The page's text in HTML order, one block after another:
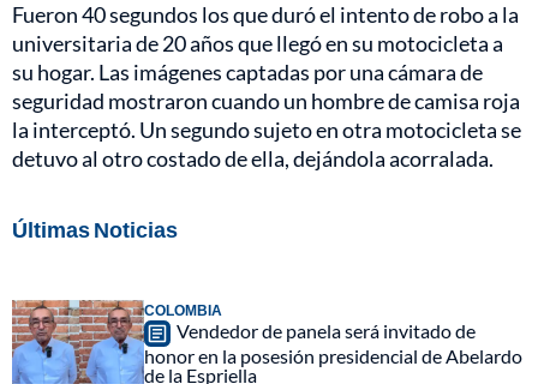
Fueron 40 segundos los que duró el intento de robo a la
universitaria de 20 años que llegó en su motocicleta a
su hogar. Las imágenes captadas por una cámara de
seguridad mostraron cuando un hombre de camisa roja
la interceptó. Un segundo sujeto en otra motocicleta se
detuvo al otro costado de ella, dejándola acorralada.
Últimas Noticias
COLOMBIA
Vendedor de panela será invitado de
honor en la posesión presidencial de Abelardo
de la Espriella